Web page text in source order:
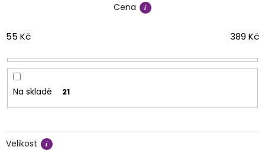
o
u
Cena
55 Kč 389 Kč
Na skladě 21
Velikost